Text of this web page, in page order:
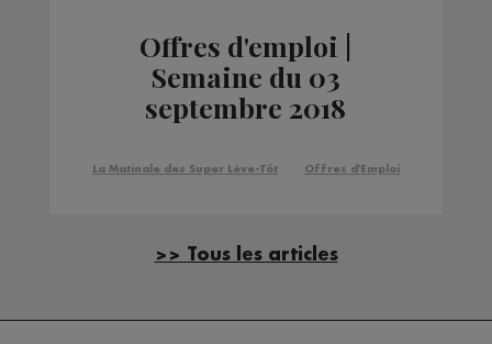
Offres d'emploi |
Semaine du 03
septembre 2018
La Matinale des Super Lève-Tôt Offres d'Emploi
>> Tous les articles